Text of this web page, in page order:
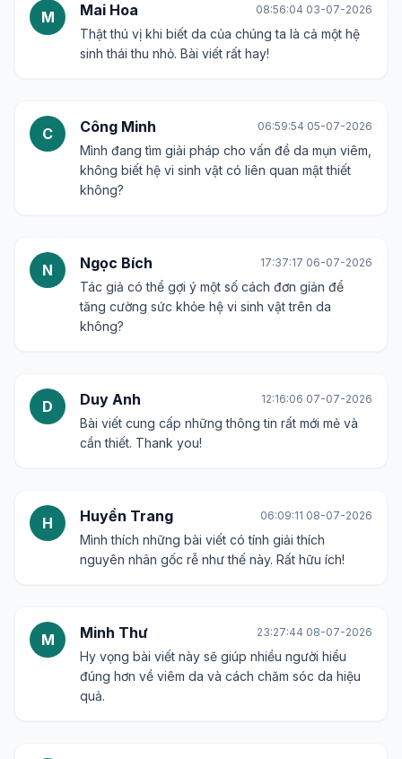
M Mai Hoa 08:56:04 03-07-2026
Thật thú vị khi biết da của chúng ta là cả một hệ
sinh thái thu nhỏ. Bài viết rất hay!
C Công Minh 06:59:54 05-07-2026
Mình đang tìm giải pháp cho vấn đề da mụn viêm,
không biết hệ vi sinh vật có liên quan mật thiết
không?
N Ngọc Bích 17:37:17 06-07-2026
Tác giả có thể gợi ý một số cách đơn giản để
tăng cường sức khỏe hệ vi sinh vật trên da
không?
D Duy Anh 12:16:06 07-07-2026
Bài viết cung cấp những thông tin rất mới mẻ và
cần thiết. Thank you!
H Huyền Trang 06:09:11 08-07-2026
Mình thích những bài viết có tính giải thích
nguyên nhân gốc rễ như thế này. Rất hữu ích!
M Minh Thư 23:27:44 08-07-2026
Hy vọng bài viết này sẽ giúp nhiều người hiểu
đúng hơn về viêm da và cách chăm sóc da hiệu
quả.